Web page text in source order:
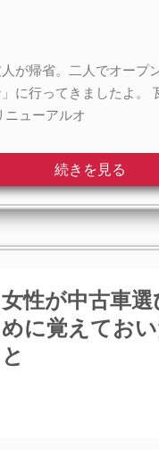
が帰省。二人でオープ
」に行ってきましたよ。
ニューアルオ
続きを見る
女性が中古車
めに覚えてお
と